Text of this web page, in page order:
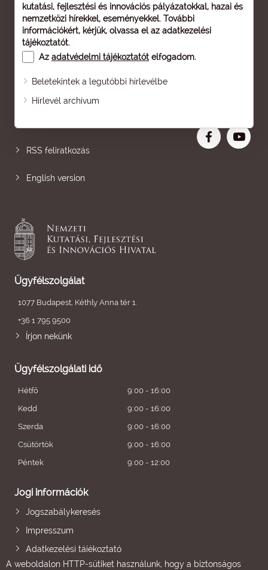
kutatási, fejlesztési és innovációs pályázatokkal, hazai és
nemzetközi hírekkel, eseményekkel. További
információkért, kérjük, olvassa el az adatkezelési
tájékoztatót.
Az adatvédelmi tájékoztatót elfogadom.
Beletekintek a legutóbbi hírlevélbe
Hírlevél archívum
Oldaltérkép
RSS feliratkozás
English version
Ügyfélszolgálat
1077 Budapest, Kéthly Anna tér 1.
+36 1 795 9500
Írjon nekünk
Ügyfélszolgálati idő
Hétfő
9:00 - 16:00
Kedd
9:00 - 16:00
Szerda
9:00 - 16:00
Csütörtök
9:00 - 16:00
Péntek
9:00 - 12:00
Jogi információk
Jogszabálykeresés
Impresszum
Adatkezelési tájékoztató
A weboldalon HTTP-sütiket használunk, hogy a biztonságos